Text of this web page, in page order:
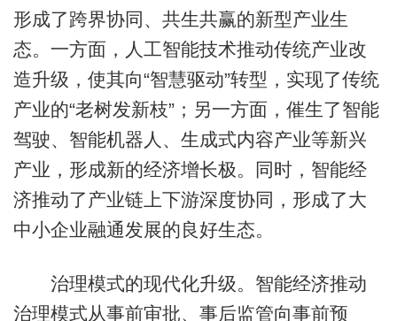
形成了跨界协同、共生共赢的新型产业生
态。一方面，人工智能技术推动传统产业改
造升级，使其向“智慧驱动”转型，实现了传统
产业的“老树发新枝”；另一方面，催生了智能
驾驶、智能机器人、生成式内容产业等新兴
产业，形成新的经济增长极。同时，智能经
济推动了产业链上下游深度协同，形成了大
中小企业融通发展的良好生态。
治理模式的现代化升级。智能经济推动
治理模式从事前审批、事后监管向事前预